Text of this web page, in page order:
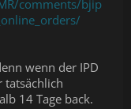
comments/bjip
wenn der IPD
tatsächlich
14 Tage back.